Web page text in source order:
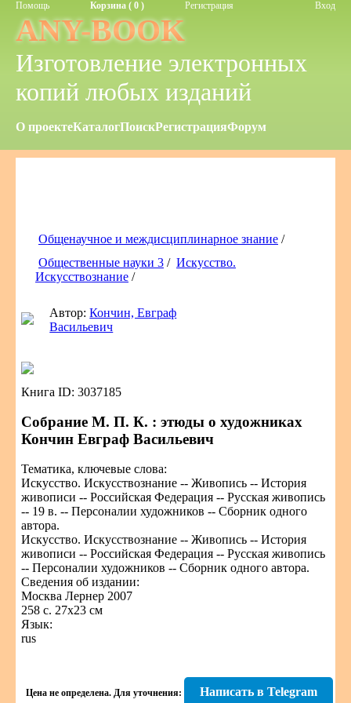
Помощь Корзина ( 0 ) Регистрация Вход
ANY-BOOK
Изготовление электронных
копий любых изданий
О проектеКаталогПоискРегистрацияФорум
Общенаучное и междисциплинарное знание /
Общественные науки 3 / Искусство.
Искусствознание /
Автор:Кончин, Евграф
Васильевич
Книга ID: 3037185
Собрание М. П. К. : этюды о художниках
Кончин Евграф Васильевич
Тематика, ключевые слова:
Искусство. Искусствознание -- Живопись -- История
живописи -- Российская Федерация -- Русская живопись
-- 19 в. -- Персоналии художников -- Сборник одного
автора.
Искусство. Искусствознание -- Живопись -- История
живописи -- Российская Федерация -- Русская живопись
-- Персоналии художников -- Сборник одного автора.
Сведения об издании:
Москва Лернер 2007
258 с. 27x23 см
Язык:
rus
Цена не определена. Для уточнения: Написать в Telegram